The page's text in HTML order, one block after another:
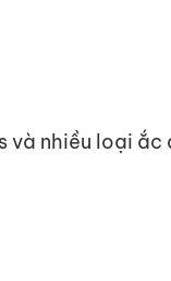
và nhiều loại